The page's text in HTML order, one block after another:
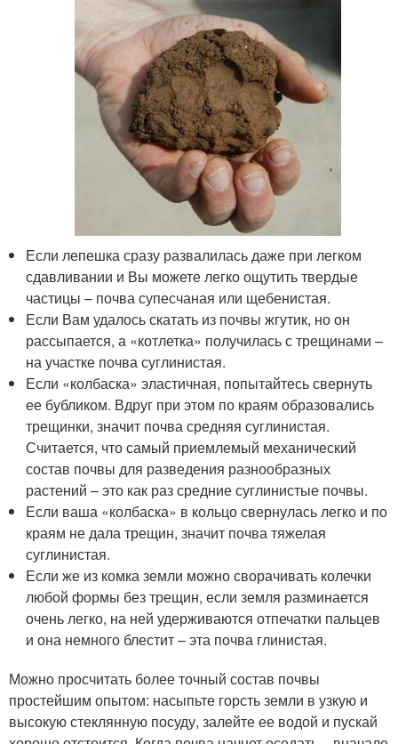
Если лепешка сразу развалилась даже при легком
сдавливании и Вы можете легко ощутить твердые
частицы – почва супесчаная или щебенистая.
Если Вам удалось скатать из почвы жгутик, но он
рассыпается, а «котлетка» получилась с трещинами –
на участке почва суглинистая.
Если «колбаска» эластичная, попытайтесь свернуть
ее бубликом. Вдруг при этом по краям образовались
трещинки, значит почва средняя суглинистая.
Считается, что самый приемлемый механический
состав почвы для разведения разнообразных
растений – это как раз средние суглинистые почвы.
Если ваша «колбаска» в кольцо свернулась легко и по
краям не дала трещин, значит почва тяжелая
суглинистая.
Если же из комка земли можно сворачивать колечки
любой формы без трещин, если земля разминается
очень легко, на ней удерживаются отпечатки пальцев
и она немного блестит – эта почва глинистая.
Можно просчитать более точный состав почвы
простейшим опытом: насыпьте горсть земли в узкую и
высокую стеклянную посуду, залейте ее водой и пускай